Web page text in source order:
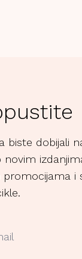
biste dobijali
novim
promocijama i